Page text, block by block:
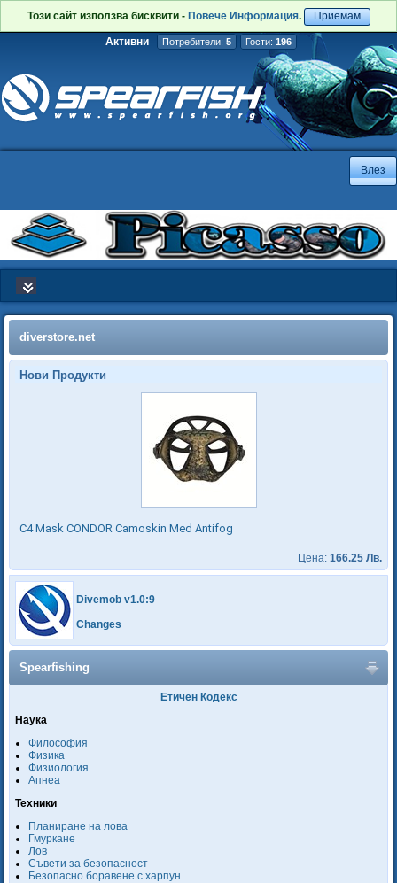
Този сайт използва бисквити - Повече Информация. Приемам
Активни Потребители: 5 Гости: 196
diverstore.net
Нови Продукти
C4 Mask CONDOR Camoskin Med Antifog
Цена: 166.25 Лв.
Divemob v1.0:9
Changes
Spearfishing
Етичен Кодекс
Наука
Философия
Физика
Физиология
Апнеа
Техники
Планиране на лова
Гмуркане
Лов
Съвети за безопасност
Безопасно боравене с харпун